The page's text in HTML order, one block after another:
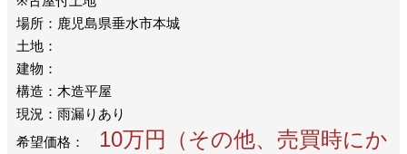
場所：鹿児島県垂水市本城
土地：
建物：
構造：木造平屋
現況：雨漏りあり
希望価格：
10万円（その他、売買時にか